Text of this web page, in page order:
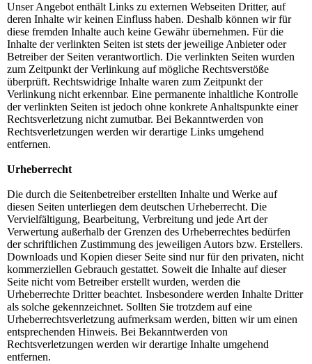
Unser Angebot enthält Links zu externen Webseiten Dritter, auf
deren Inhalte wir keinen Einfluss haben. Deshalb können wir für
diese fremden Inhalte auch keine Gewähr übernehmen. Für die
Inhalte der verlinkten Seiten ist stets der jeweilige Anbieter oder
Betreiber der Seiten verantwortlich. Die verlinkten Seiten wurden
zum Zeitpunkt der Verlinkung auf mögliche Rechtsverstöße
überprüft. Rechtswidrige Inhalte waren zum Zeitpunkt der
Verlinkung nicht erkennbar. Eine permanente inhaltliche Kontrolle
der verlinkten Seiten ist jedoch ohne konkrete Anhaltspunkte einer
Rechtsverletzung nicht zumutbar. Bei Bekanntwerden von
Rechtsverletzungen werden wir derartige Links umgehend
entfernen.
Urheberrecht
Die durch die Seitenbetreiber erstellten Inhalte und Werke auf
diesen Seiten unterliegen dem deutschen Urheberrecht. Die
Vervielfältigung, Bearbeitung, Verbreitung und jede Art der
Verwertung außerhalb der Grenzen des Urheberrechtes bedürfen
der schriftlichen Zustimmung des jeweiligen Autors bzw. Erstellers.
Downloads und Kopien dieser Seite sind nur für den privaten, nicht
kommerziellen Gebrauch gestattet. Soweit die Inhalte auf dieser
Seite nicht vom Betreiber erstellt wurden, werden die
Urheberrechte Dritter beachtet. Insbesondere werden Inhalte Dritter
als solche gekennzeichnet. Sollten Sie trotzdem auf eine
Urheberrechtsverletzung aufmerksam werden, bitten wir um einen
entsprechenden Hinweis. Bei Bekanntwerden von
Rechtsverletzungen werden wir derartige Inhalte umgehend
entfernen.